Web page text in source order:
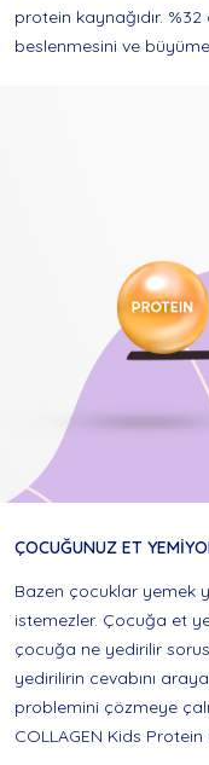
protein kaynağıdır.
beslenmesini ve
ÇOCUĞUNUZ ET
Bazen çocuklar yemek
istemezler. Çocuğa et
çocuğa ne yedirilir
yedirilirin cevabını
problemini çözmeye
COLLAGEN Kids